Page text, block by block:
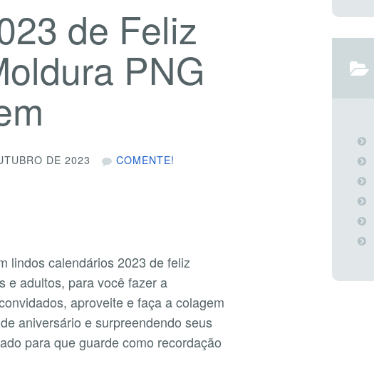
de Feliz
PNG
DE 2023 COMENTE!
lindos calendários 2023 de feliz
e adultos, para você fazer a
aproveite e faça a colagem
aniversário e surpreendendo seus
para que guarde como recordação